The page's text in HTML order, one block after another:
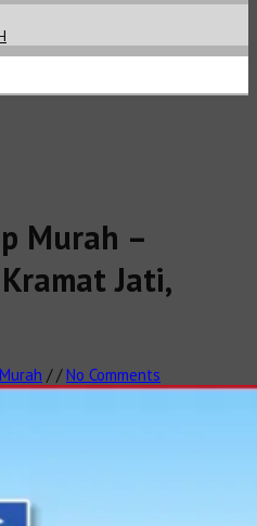
Murah –
Jati,
//No Comments